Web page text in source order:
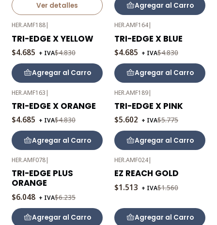
Ver detalles Agregar al Carro
-3%
OFF
HER.AMF188|
TRI-EDGE X YELLOW
$4.685 + IVA$4.830
Agregar al Carro
-3%
OFF
HER.AMF164|
TRI-EDGE X BLUE
$4.685 + IVA$4.830
Agregar al Carro
-3%
OFF
HER.AMF163 |
TRI-EDGE X ORANGE
$4.685 + IVA$4.830
Agregar al Carro
-3%
OFF
HER.AMF189|
TRI-EDGE X PINK
$5.602 + IVA$5.775
Agregar al Carro
-3%
OFF
HER.AMF078|
TRI-EDGE PLUS
ORANGE
$6.048 + IVA$6.235
Agregar al Carro
-3%
OFF
HER.AMF024|
EZ REACH GOLD
$1.513 + IVA$1.560
Agregar al Carro